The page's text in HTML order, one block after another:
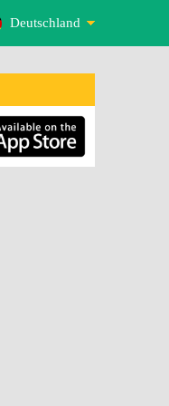
Deutschland